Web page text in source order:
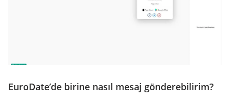
EuroDate’de birine nasıl mesaj gönderebilirim?